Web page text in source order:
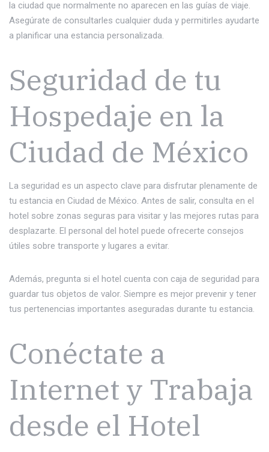
la ciudad que normalmente no aparecen en las guías de viaje.
Asegúrate de consultarles cualquier duda y permitirles ayudarte
a planificar una estancia personalizada.
Seguridad de tu
Hospedaje en la
Ciudad de México
La seguridad es un aspecto clave para disfrutar plenamente de
tu estancia en Ciudad de México. Antes de salir, consulta en el
hotel sobre zonas seguras para visitar y las mejores rutas para
desplazarte. El personal del hotel puede ofrecerte consejos
útiles sobre transporte y lugares a evitar.
Además, pregunta si el hotel cuenta con caja de seguridad para
guardar tus objetos de valor. Siempre es mejor prevenir y tener
tus pertenencias importantes aseguradas durante tu estancia.
Conéctate a
Internet y Trabaja
desde el Hotel